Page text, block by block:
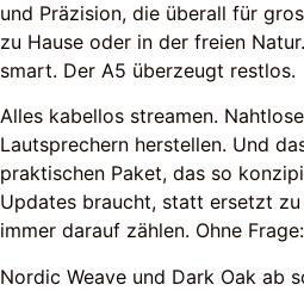
und Präzision, die überall für
zu Hause oder in der freien
smart. Der A5 überzeugt restlos.
Alles kabellos streamen.
Lautsprechern herstellen. Und
praktischen Paket, das so
Updates braucht, statt ersetzt
immer darauf zählen. Ohne
Nordic Weave und Dark Oak ab